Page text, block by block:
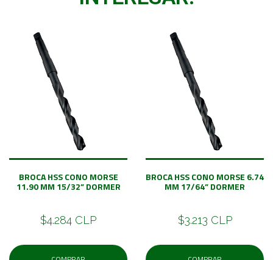
BROCA HSS CONO MORSE
11.90 MM 15/32” DORMER
$4.284 CLP
BROCA HSS CONO MORSE 6.74
MM 17/64” DORMER
$3.213 CLP